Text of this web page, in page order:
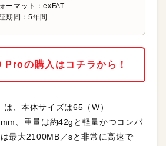
ーマット：exFAT
期間：5年間
の購入はコチラから！
、本体サイズは65（W）
、重量は約42gと軽量かつコンパ
最大2100MB／sと非常に高速で